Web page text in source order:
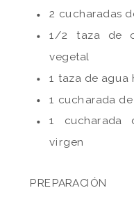
2 cucharadas
1/2 taza de
vegetal
1 taza de agua
1 cucharada
1 cucharada
virgen
PREPARACIÓN